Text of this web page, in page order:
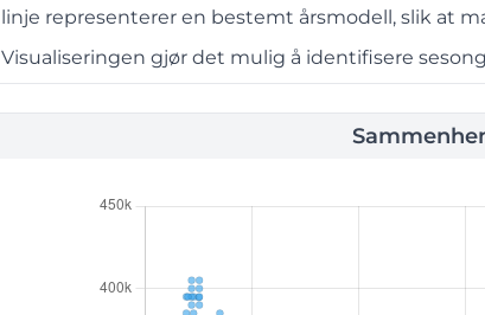
linje representerer en bestemt årsmodell, slik at
Visualiseringen gjør det mulig å identifisere